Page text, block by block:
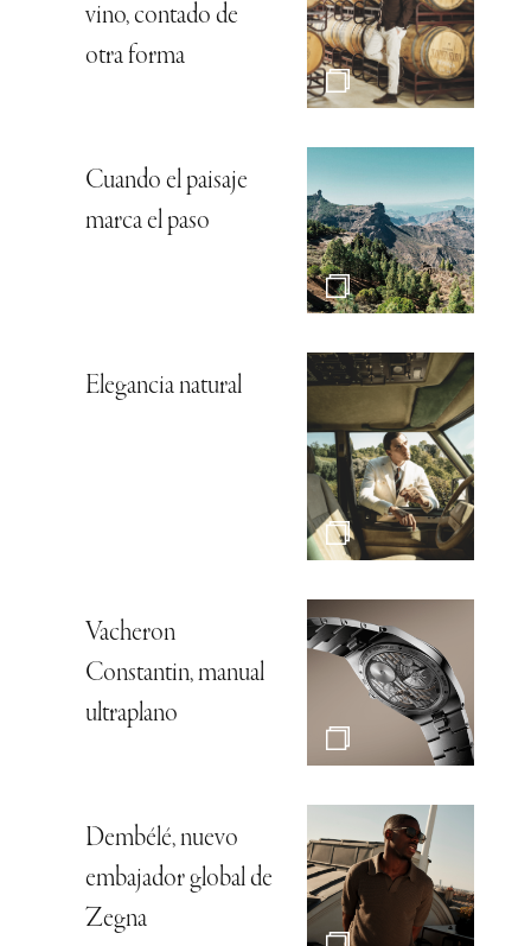
vino, contado de
otra forma
Cuando el paisaje
marca el paso
Elegancia natural
Vacheron
Constantin, manual
ultraplano
Dembélé, nuevo
embajador global de
Zegna